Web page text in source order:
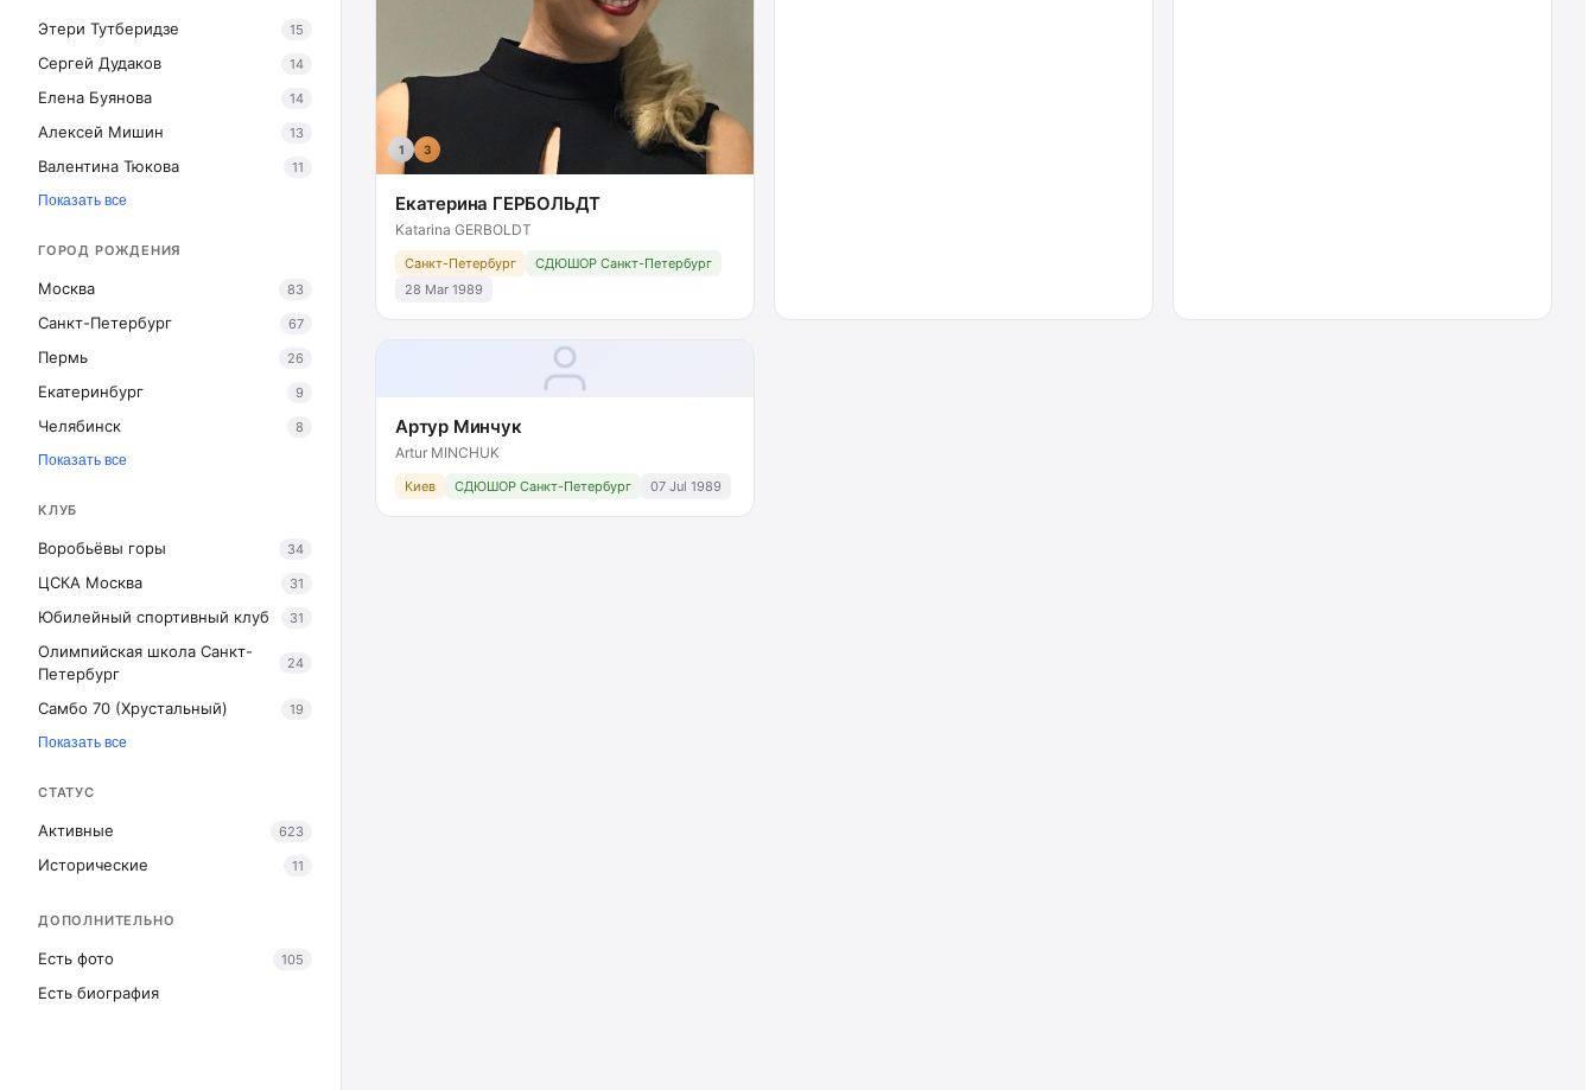
Этери Тутберидзе 15
Сергей Дудаков 14
Елена Буянова 14
Алексей Мишин 13
Валентина Тюкова 11
Показать все
ГОРОД РОЖДЕНИЯ
Москва 83
Санкт-Петербург 67
Пермь 26
Екатеринбург 9
Челябинск 8
Показать все
КЛУБ
Воробьёвы горы 34
ЦСКА Москва 31
Юбилейный спортивный клуб 31
Олимпийская школа Санкт-
Петербург
24
Самбо 70 (Хрустальный) 19
Показать все
СТАТУС
Активные 623
Исторические 11
ДОПОЛНИТЕЛЬНО
Есть фото 105
Есть биография
1 3
Екатерина ГЕРБОЛЬДТ
Katarina GERBOLDT
Санкт-Петербург
СДЮШОР Санкт-Петербург
28 Mar 1989
Артур Минчук
Artur MINCHUK
Киев СДЮШОР Санкт-Петербург 07 Jul 1989